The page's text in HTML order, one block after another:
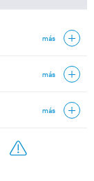
más
más
más